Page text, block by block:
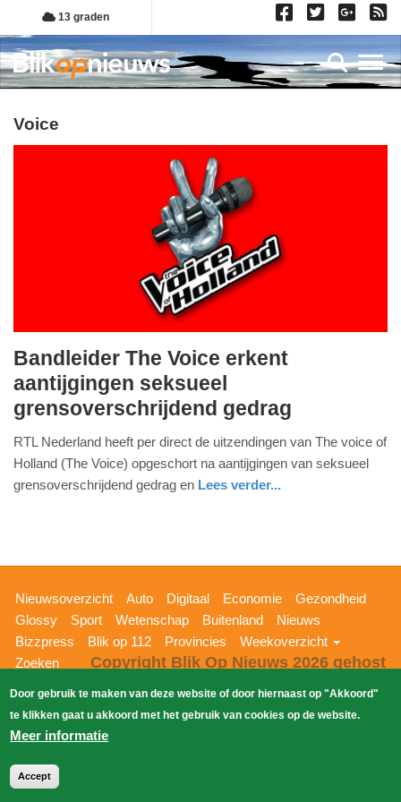
Overslaan
en
naar
de
gaan
13 graden
voice
zaterdag,
januari
2022
-
10:55
04-
2025
09:10
Bandleider The Voice erkent
aantijgingen seksueel
grensoverschrijdend gedrag
RTL Nederland heeft per direct de uitzendingen van The voice of
Holland (The Voice) opgeschort na aantijgingen van seksueel
grensoverschrijdend gedrag en Lees verder...
Hoofdnavigatie
Nieuwsoverzicht Auto Digitaal Economie
Gezondheid
Glossy
Sport Wetenschap Buitenland
Nieuws
Bizzpress
Blik op 112 Provincies
Weekoverzicht
Zoeken
Copyright Blik Op Nieuws 2026 gehost
doorEK-Media.nl
Door gebruik te maken van deze website of door hiernaast op "Akkoord"
te klikken gaat u akkoord met het gebruik van cookies op de website.
Meer informatie
Accept